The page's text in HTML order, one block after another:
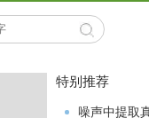
特别推荐
噪声中提取